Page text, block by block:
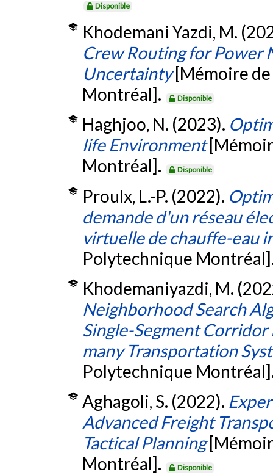
Disponible
Khodemani Yazdi, M.
Crew Routing for Power
Uncertainty [Mémoire
Montréal].
Disponible
Haghjoo, N. (2023).
life Environment
Montréal].
Disponible
Proulx, L.-P. (2022).
demande d'un réseau
virtuelle de chauffe-eau
Polytechnique
Khodemaniyazdi, M.
Neighborhood Search
Single-Segment
many Transportation
Polytechnique
Aghagoli, S. (2022).
Advanced Freight
Tactical Planning
Montréal].
Disponible